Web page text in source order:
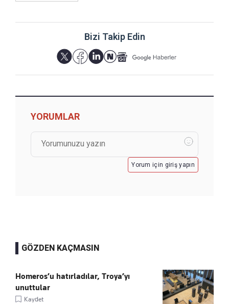
Bizi Takip Edin
YORUMLAR
Yorum için giriş yapın
GÖZDEN KAÇMASIN
Homeros’u hatırladılar, Troya’yı
unuttular
Kaydet